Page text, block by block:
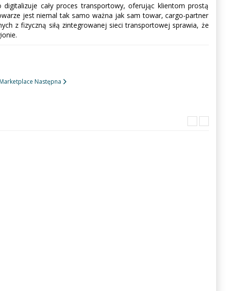
cały proces transportowy, oferując klientom prostą
jest niemal tak samo ważna jak sam towar, cargo-partner
z fizyczną siłą zintegrowanej sieci transportowej sprawia, że
Następna